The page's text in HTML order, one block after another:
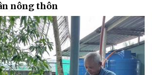
nông thôn